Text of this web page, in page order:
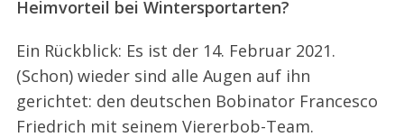
Heimvorteil bei Wintersportarten?
Ein Rückblick: Es ist der 14. Februar 2021.
(Schon) wieder sind alle Augen auf ihn
gerichtet: den deutschen Bobinator Francesco
Friedrich mit seinem Viererbob-Team.